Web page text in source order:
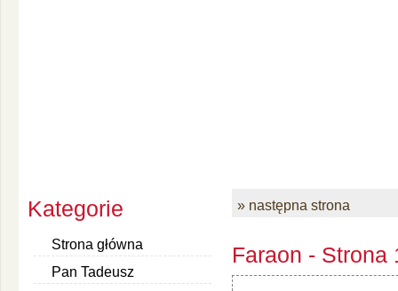
Kategorie
Strona główna
Pan Tadeusz
» następna strona
Faraon - Strona